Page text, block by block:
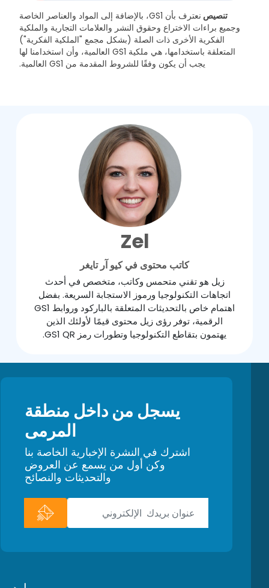
تنصيص
نعترف بأن GS1، بالإضافة إلى المواد والعناصر الخاصة
وجميع براءات الاختراع وحقوق النشر والعلامات التجارية والملكية
الفكرية الأخرى ذات الصلة (بشكل مجمع "الملكية الفكرية")
المتعلقة باستخدامها، هي ملكية GS1 العالمية، وأن استخدامنا لها
يجب أن يكون وفقًا للشروط المقدمة من GS1 العالمية.
Zel
كاتب محتوى في كيو آر تايغر
زيل هو تقني متحمس وكاتب، متخصص في أحدث
اتجاهات التكنولوجيا ورموز الاستجابة السريعة. بفضل
اهتمام خاص بالتحديثات المتعلقة بالباركود وروابط GS1
الرقمية، توفر رؤى زيل محتوى قيمًا لأولئك الذين
يهتمون بتقاطع التكنولوجيا وتطورات رمز GS1 QR.
يسجل من داخل منطقة
المرمى
اشترك في النشرة الإخبارية الخاصة بنا
وكن أول من يسمع عن العروض
والتحديثات والنصائح